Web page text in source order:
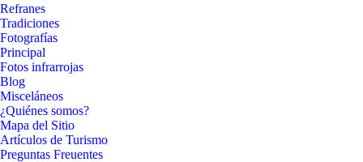
Refranes
Tradiciones
Fotografías
Principal
Fotos infrarrojas
Blog
Misceláneos
¿Quiénes somos?
Mapa del Sitio
Artículos de Turismo
Preguntas Freuentes